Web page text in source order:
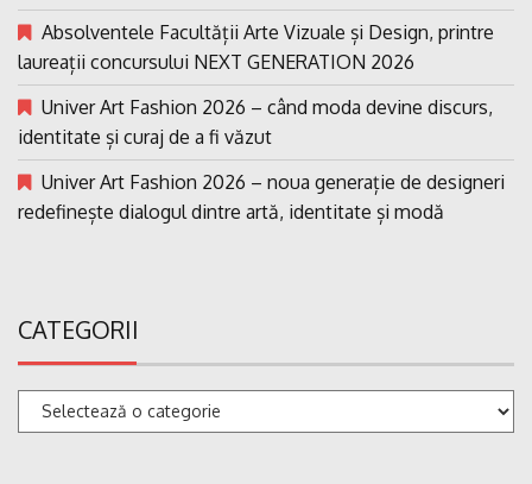
Absolventele Facultății Arte Vizuale și Design, printre
laureații concursului NEXT GENERATION 2026
Univer Art Fashion 2026 – când moda devine discurs,
identitate și curaj de a fi văzut
Univer Art Fashion 2026 – noua generație de designeri
redefinește dialogul dintre artă, identitate și modă
CATEGORII
Categorii